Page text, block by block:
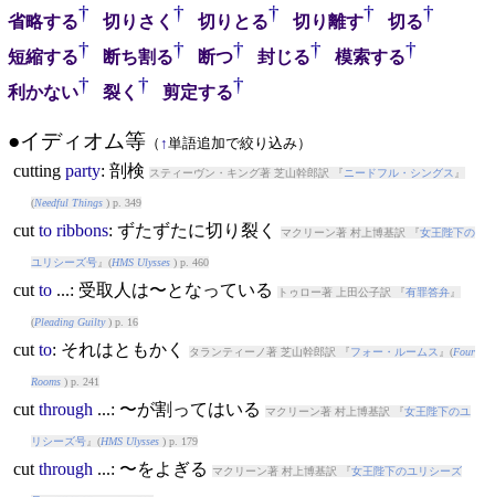
省略する† 切りさく † 切りとる† 切り離す† 切る†
短縮する† 断ち割る† 断つ† 封じる† 模索する†
利かない† 裂く † 剪定する†
●イディオム等（ ↑単語追加で絞り込み）
cutting party: 剖検 スティーヴン・キング著 芝山幹郎訳 『 ニードフル・シングス 』
(Needful Things) p. 349
cut to ribbons: ずたずたに切り裂く マクリーン著 村上博基訳 『女王陛下の
ユリシーズ号』(HMS Ulysses) p. 460
cut to...: 受取人は〜となっている トゥロー著 上田公子訳 『有罪答弁』
(Pleading Guilty) p. 16
cut to: それはともかく タランティーノ著 芝山幹郎訳 『 フォー・ルームス 』(Four
Rooms) p. 241
cut through...: 〜が割ってはいる マクリーン著 村上博基訳 『女王陛下のユ
リシーズ号』(HMS Ulysses) p. 179
cut through...: 〜をよぎる マクリーン著 村上博基訳 『女王陛下のユリシーズ